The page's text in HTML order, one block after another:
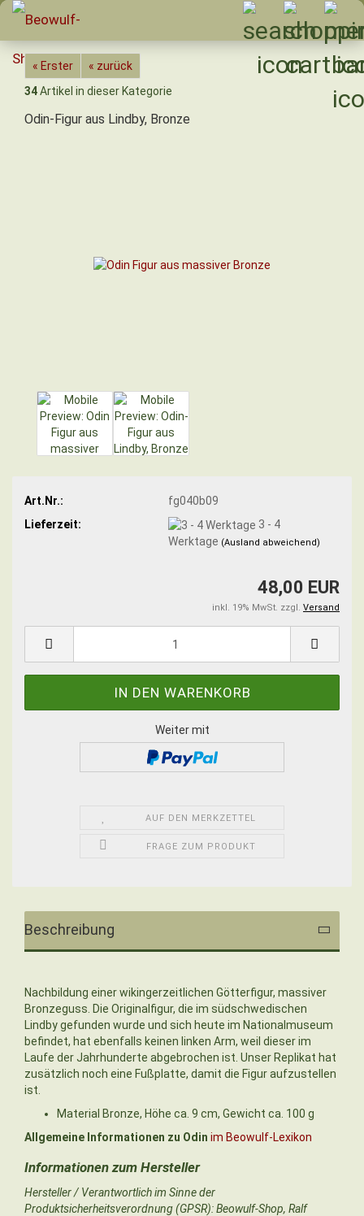
« Erster
« zurück
34Artikel in dieser Kategorie
Odin-Figur aus Lindby, Bronze
Art.Nr.:
fg040b09
Lieferzeit:
3 - 4
Werktage (Ausland abweichend)
48,00 EUR
inkl. 19% MwSt. zzgl. Versand
Weiter mit
AUF DEN MERKZETTEL
FRAGE ZUM PRODUKT
Beschreibung
Nachbildung einer wikingerzeitlichen Götterfigur, massiver
Bronzeguss. Die Originalfigur, die im südschwedischen
Lindby gefunden wurde und sich heute im Nationalmuseum
befindet, hat ebenfalls keinen linken Arm, weil dieser im
Laufe der Jahrhunderte abgebrochen ist. Unser Replikat hat
zusätzlich noch eine Fußplatte, damit die Figur aufzustellen
ist.
Material Bronze, Höhe ca. 9 cm, Gewicht ca. 100 g
Allgemeine Informationen zu Odin im Beowulf-Lexikon
Hersteller / Verantwortlich im Sinne der
Produktsicherheitsverordnung (GPSR): Beowulf-Shop, Ralf